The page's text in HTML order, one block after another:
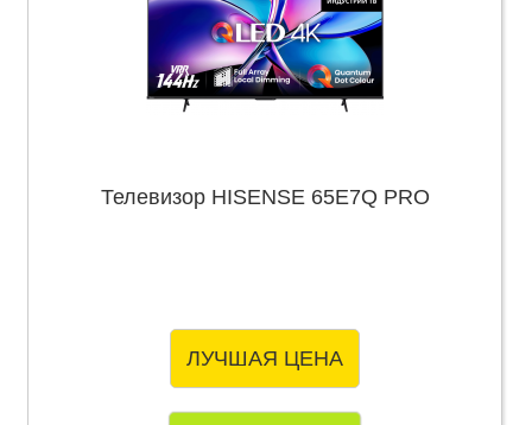
Телевизор HISENSE 65E7Q PRO
ЛУЧШАЯ ЦЕНА